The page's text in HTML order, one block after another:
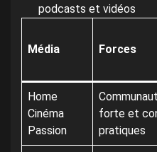
podcasts et vidéos
Média Forces
Home
Cinéma
Passion
forte et
pratiques